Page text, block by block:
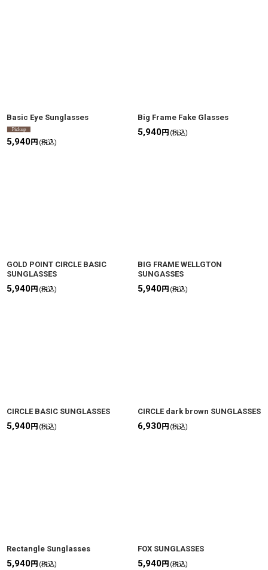
Basic Eye Sunglasses
5,940円 (税込)
Big Frame Fake Glasses
5,940円 (税込)
GOLD POINT CIRCLE BASIC
SUNGLASSES
5,940円 (税込)
BIG FRAME WELLGTON
SUNGASSES
5,940円 (税込)
CIRCLE BASIC SUNGLASSES
5,940円 (税込)
CIRCLE dark brown SUNGLASSES
6,930円 (税込)
Rectangle Sunglasses
5,940円 (税込)
FOX SUNGLASSES
5,940円 (税込)